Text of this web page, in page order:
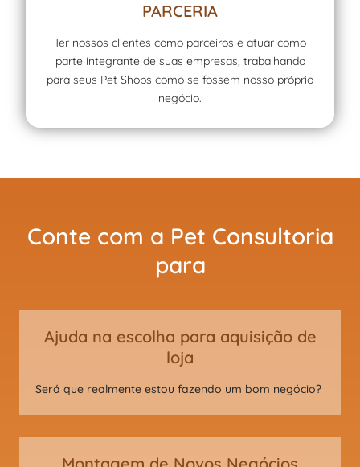
PARCERIA
Ter nossos clientes como parceiros e atuar como
parte integrante de suas empresas, trabalhando
para seus Pet Shops como se fossem nosso próprio
negócio.
Conte com a Pet Consultoria
para
Ajuda na escolha para aquisição de
loja
Será que realmente estou fazendo um bom negócio?